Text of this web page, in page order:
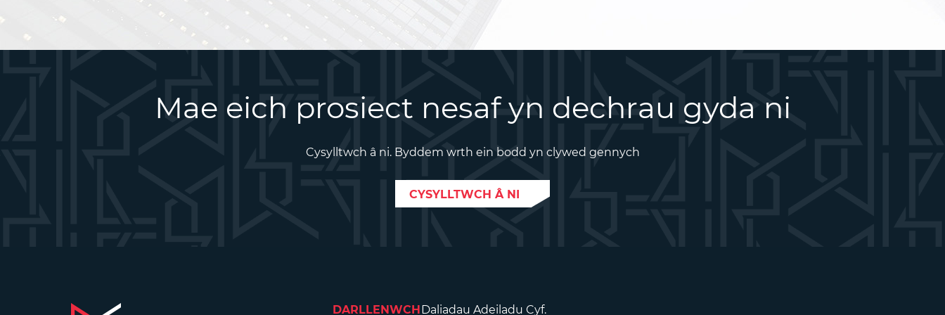
Mae eich prosiect nesaf yn dechrau gyda ni
Cysylltwch â ni. Byddem wrth ein bodd yn clywed gennych
CYSYLLTWCH Â NI
DARLLENWCHDaliadau Adeiladu Cyf.